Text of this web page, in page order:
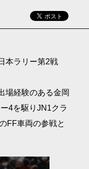
本ラリー第2戦
場経験のある金岡
4を駆りJN1クラ
FF車両の参戦と